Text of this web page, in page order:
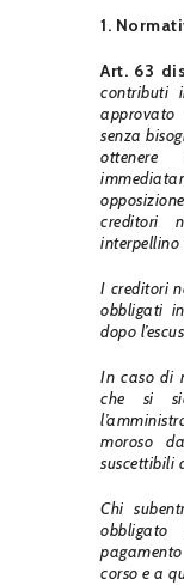
1.
Art. 63
contributi
approvato
senza
creditori
interpellino
I creditori
obbligati
dopo
In caso di
che si
moroso
suscettibili
Chi
corso e a